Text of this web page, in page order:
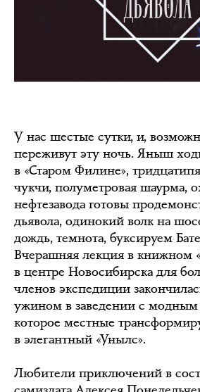
У нас шестые сутки, и,
переживут эту ночь. Яныш
в «Старом Филине»,
чукчи, полуметровая шаурма,
нефтезавода готовы
дьявола, одинокий волк на
дождь, темнота, буксируем
Вчерашняя лекция в книжном
в центре Новосибирска для
членов экспедиции
ужином в заведении с модным
которое местные
в элегантный «Унылс».
Любители приключений в